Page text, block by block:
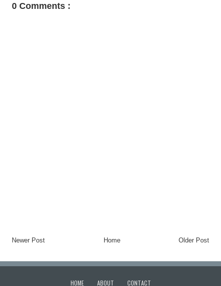
0 Comments :
Newer Post Older Post
Home
HOME ABOUT CONTACT